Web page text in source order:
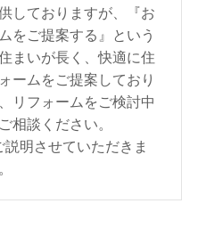
しておりますが、『お
をご提案する』という
まいが⾧く、快適に住
ームをご提案しており
リフォームをご検討中
相談ください。
明させていただきま